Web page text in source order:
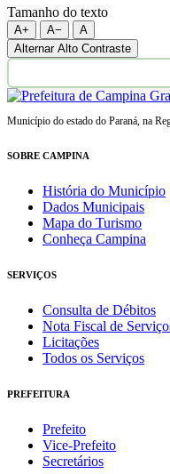
Tamanho do texto
A+ A−
A
Alternar Alto Contraste
Município do estado do Paraná, na
SOBRE CAMPINA
História do Município
Dados Municipais
Mapa do Turismo
Conheça Campina
SERVIÇOS
Consulta de Débitos
Nota Fiscal de
Licitações
Todos os Serviços
PREFEITURA
Prefeito
Vice-Prefeito
Secretários